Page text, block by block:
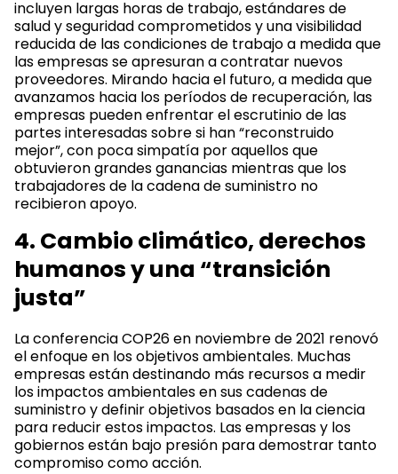
incluyen largas horas de trabajo, estándares de
salud y seguridad comprometidos y una visibilidad
reducida de las condiciones de trabajo a medida que
las empresas se apresuran a contratar nuevos
proveedores. Mirando hacia el futuro, a medida que
avanzamos hacia los períodos de recuperación, las
empresas pueden enfrentar el escrutinio de las
partes interesadas sobre si han “reconstruido
mejor”, con poca simpatía por aquellos que
obtuvieron grandes ganancias mientras que los
trabajadores de la cadena de suministro no
recibieron apoyo.
4. Cambio climático, derechos
humanos y una “transición
justa”
La conferencia COP26 en noviembre de 2021 renovó
el enfoque en los objetivos ambientales. Muchas
empresas están destinando más recursos a medir
los impactos ambientales en sus cadenas de
suministro y definir objetivos basados en la ciencia
para reducir estos impactos. Las empresas y los
gobiernos están bajo presión para demostrar tanto
compromiso como acción.